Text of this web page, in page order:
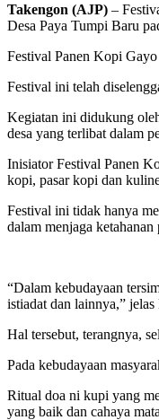
Takengon (AJP) –
Desa Paya Tumpi Baru
Festival Panen Kopi Gayo
Festival ini telah
Kegiatan ini didukung
desa yang terlibat dalam
Inisiator Festival Panen
kopi, pasar kopi dan
Festival ini tidak hanya
dalam menjaga ketahanan
“Dalam kebudayaan
istiadat dan lainnya,”
Hal tersebut, terangnya,
Pada kebudayaan
Ritual doa ni kupi yang
yang baik dan cahaya